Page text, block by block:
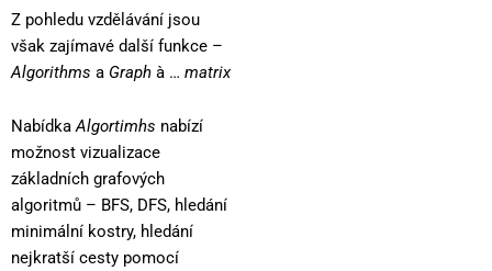
Z pohledu vzdělávání jsou
však zajímavé další funkce –
Algorithms a Graph à … matrix
NabídkaAlgortimhs nabízí
možnost vizualizace
základních grafových
algoritmů – BFS, DFS, hledání
minimální kostry, hledání
nejkratší cesty pomocí